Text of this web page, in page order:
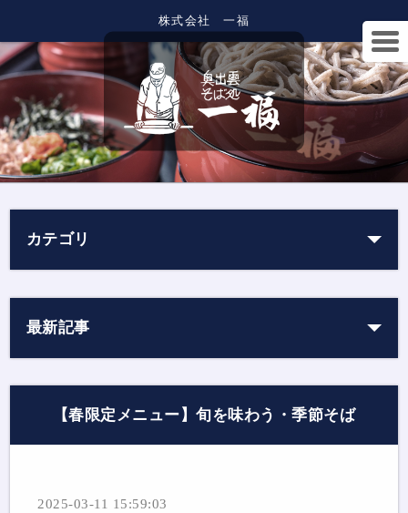
株式会社 一福
カテゴリ
最新記事
【春限定メニュー】旬を味わう・季節そば
2025-03-11 15:59:03